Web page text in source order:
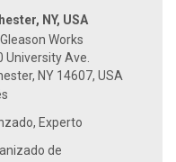
NY, USA
Works
University Ave.
NY 14607, USA
Experto
de